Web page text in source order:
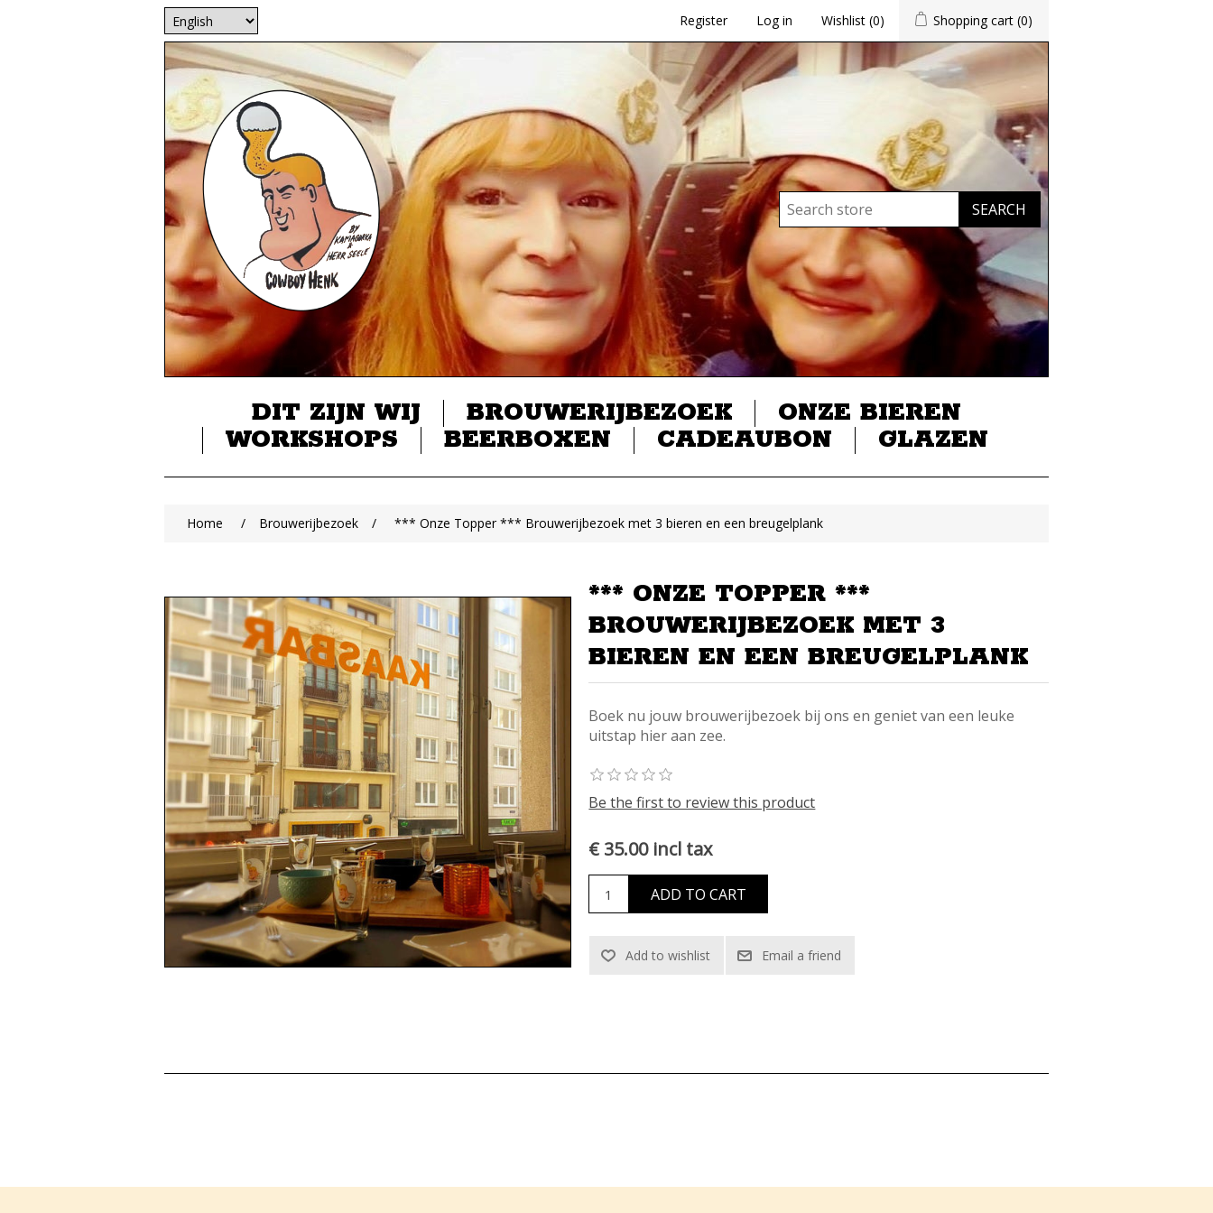
Register Log in Wishlist (0) Shopping cart (0)
DIT ZIJN WIJ BROUWERIJBEZOEK
ONZE BIEREN
WORKSHOPS
BEERBOXEN CADEAUBON GLAZEN
Home / Brouwerijbezoek / *** Onze Topper *** Brouwerijbezoek met 3 bieren en een breugelplank
*** ONZE TOPPER ***
BROUWERIJBEZOEK MET 3
BIEREN EN EEN BREUGELPLANK
Boek nu jouw brouwerijbezoek bij ons en geniet van een leuke
uitstap hier aan zee.
Be the first to review this product
€ 35.00 incl tax